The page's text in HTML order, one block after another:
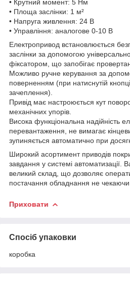
• Крутний момент: 5 Нм
• Площа заслінки: 1 м²
• Напруга живлення: 24 В
• Управління: аналогове 0-10 В
Електропривод встановлюється
заслінки за допомогою
фіксатором, що запобігає
Можливо ручне керування за
поверненням (при натиснутій
зачеплення).
Привід має настроюється кут
механічних упорів.
Висока функціональна надійність
перевантаження, не вимагає
зупиняється автоматично при
Широкий асортимент приводів
завдання у системі
великий склад, що дозволяє
постачання обладнання не чекаючи
Приховати
Спосіб упаковки
коробка